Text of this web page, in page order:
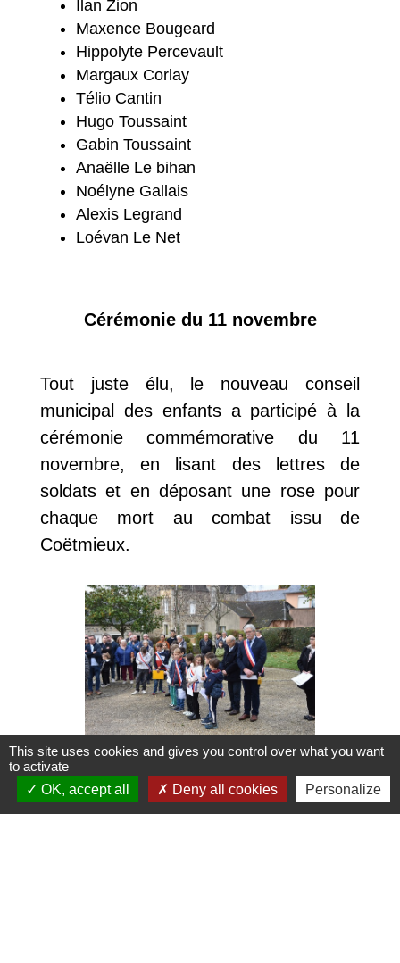
Ilan Zion
Maxence Bougeard
Hippolyte Percevault
Margaux Corlay
Télio Cantin
Hugo Toussaint
Gabin Toussaint
Anaëlle Le bihan
Noélyne Gallais
Alexis Legrand
Loévan Le Net
Cérémonie du 11 novembre
Tout juste élu, le nouveau conseil
municipal des enfants a participé à la
cérémonie commémorative du 11
novembre, en lisant des lettres de
soldats et en déposant une rose pour
chaque mort au combat issu de
Coëtmieux.
This site uses cookies and gives you control over what you want
to activate
OK, accept all
Deny all cookies Personalize